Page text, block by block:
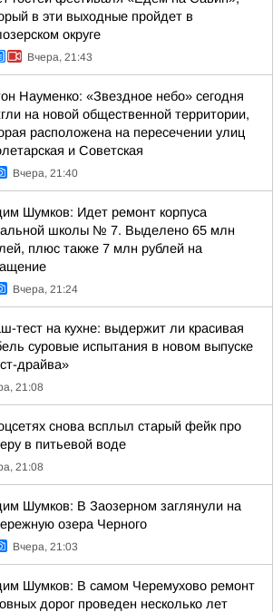
в эти выходные пройдет в
округе
Вчера, 21:43
Науменко: «Звездное небо» сегодня
на новой общественной территории,
расположена на пересечении улиц
и Советская
Вчера, 21:40
Шумков: Идет ремонт корпуса
школы № 7. Выделено 65 млн
плюс также 7 млн рублей на
Вчера, 21:24
тест на кухне: выдержит ли красивая
суровые испытания в новом выпуске
драйва»
21:08
снова всплыл старый фейк про
в питьевой воде
21:08
Шумков: В Заозерном заглянули на
озера Черного
Вчера, 21:03
Шумков: В самом Черемухово ремонт
дорог проведен несколько лет